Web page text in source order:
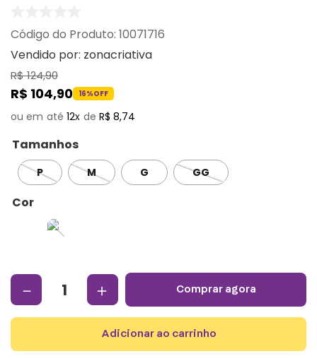
: 10071716
Vendido por: zonacriativa
R$124,90
R$ 104,90 16%OFF
12 R$ 8,74
Tamanhos
P M G GG
Cor
＋
－ comprar agora
adicionar ao carrinho